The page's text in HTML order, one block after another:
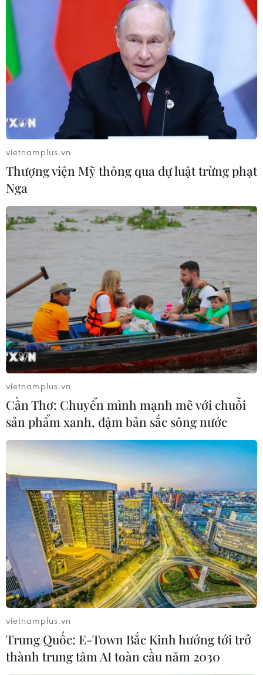
vietnamplus.vn
Thượng viện Mỹ thông qua dự luật trừng phạt
Nga
vietnamplus.vn
Cần Thơ: Chuyển mình mạnh mẽ với chuỗi
sản phẩm xanh, đậm bản sắc sông nước
vietnamplus.vn
Trung Quốc: E-Town Bắc Kinh hướng tới trở
thành trung tâm AI toàn cầu năm 2030